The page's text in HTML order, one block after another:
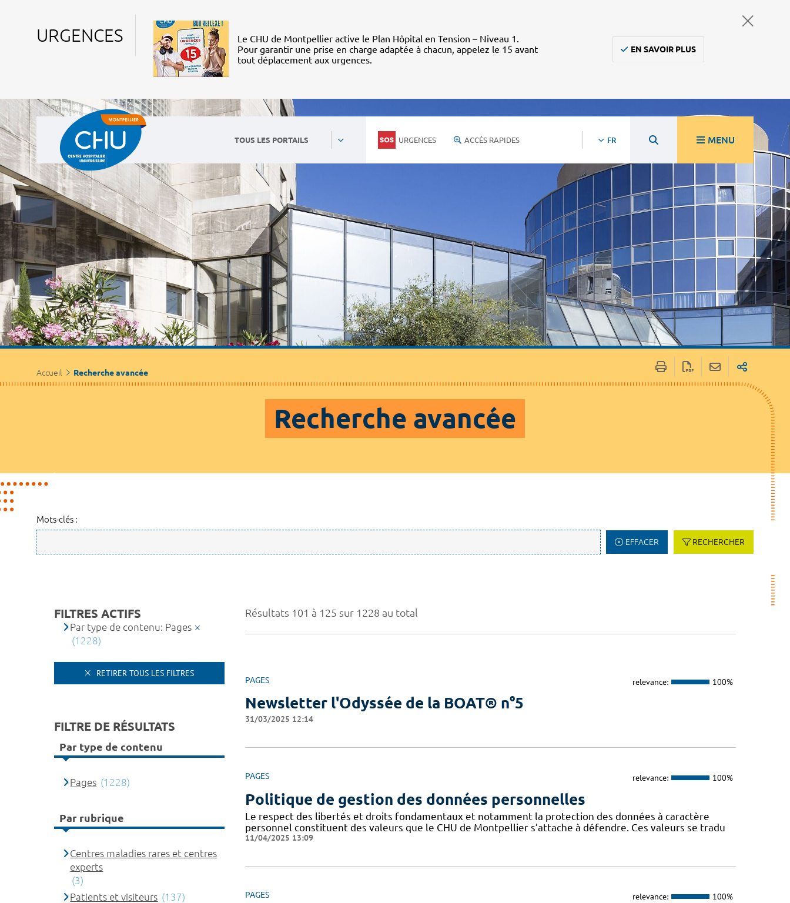
URGENCES
Le CHU de Montpellier active le Plan Hôpital en Tension – Niveau 1.
Pour garantir une prise en charge adaptée à chacun, appelez le 15 avant
tout déplacement aux urgences.
EN SAVOIR PLUS
TOUS LES PORTAILS URGENCES ACCÈS RAPIDES FR MENU
Accueil Recherche avancée
Recherche avancée
Mots-clés :
EFFACER RECHERCHER
Résultats 101 à 125 sur 1228 au total
PAGES relevance: 100%
Newsletter l'Odyssée de la BOAT® n°5
31/03/2025 12:14
PAGES relevance: 100%
Politique de gestion des données personnelles
Le respect des libertés et droits fondamentaux et notamment la protection des données à caractère
personnel constituent des valeurs que le CHU de Montpellier s’attache à défendre. Ces valeurs se tradu
11/04/2025 13:09
PAGES relevance: 100%
FILTRES ACTIFS
Par type de contenu: Pages
(1228)
RETIRER TOUS LES FILTRES
FILTRE DE RÉSULTATS
Par type de contenu
Pages (1228)
Par rubrique
Centres maladies rares et centres
experts
(3)
Patients et visiteurs (137)